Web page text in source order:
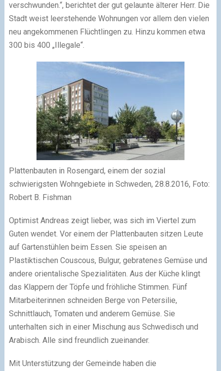
verschwunden.“, berichtet der gut gelaunte älterer Herr. Die
Stadt weist leerstehende Wohnungen vor allem den vielen
neu angekommenen Flüchtlingen zu. Hinzu kommen etwa
300 bis 400 „Illegale“.
Plattenbauten in Rosengard, einem der sozial
schwierigsten Wohngebiete in Schweden, 28.8.2016, Foto:
Robert B. Fishman
Optimist Andreas zeigt lieber, was sich im Viertel zum
Guten wendet. Vor einem der Plattenbauten sitzen Leute
auf Gartenstühlen beim Essen. Sie speisen an
Plastiktischen Couscous, Bulgur, gebratenes Gemüse und
andere orientalische Spezialitäten. Aus der Küche klingt
das Klappern der Töpfe und fröhliche Stimmen. Fünf
Mitarbeiterinnen schneiden Berge von Petersilie,
Schnittlauch, Tomaten und anderem Gemüse. Sie
unterhalten sich in einer Mischung aus Schwedisch und
Arabisch. Alle sind freundlich zueinander.
Mit Unterstützung der Gemeinde haben die